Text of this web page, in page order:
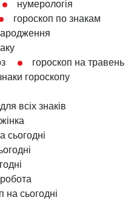
нумерологія
гороскоп по знакам
гороскоп на травень
гороскопу
всіх знаків
сьогодні
на сьогодні